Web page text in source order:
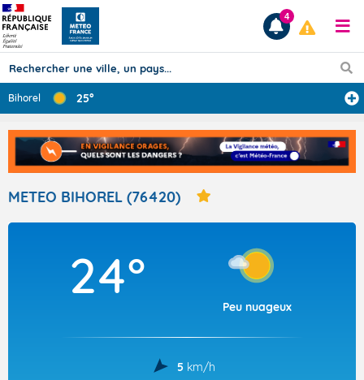
Prévisions
TOUS LES RÉSULTATS
Articles
4
Bihorel 25°
METEO BIHOREL (76420)
24°
Peu nuageux
5 km/h